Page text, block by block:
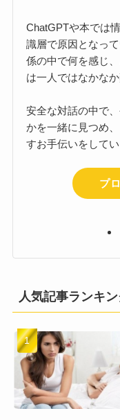
ChatGPTや本では
識層で原因となっ
係の中で何を感じ
は一人ではなかな
安全な対話の中で
かを一緒に見つめ
すお手伝いをしてい
プ
人気記事ランキ